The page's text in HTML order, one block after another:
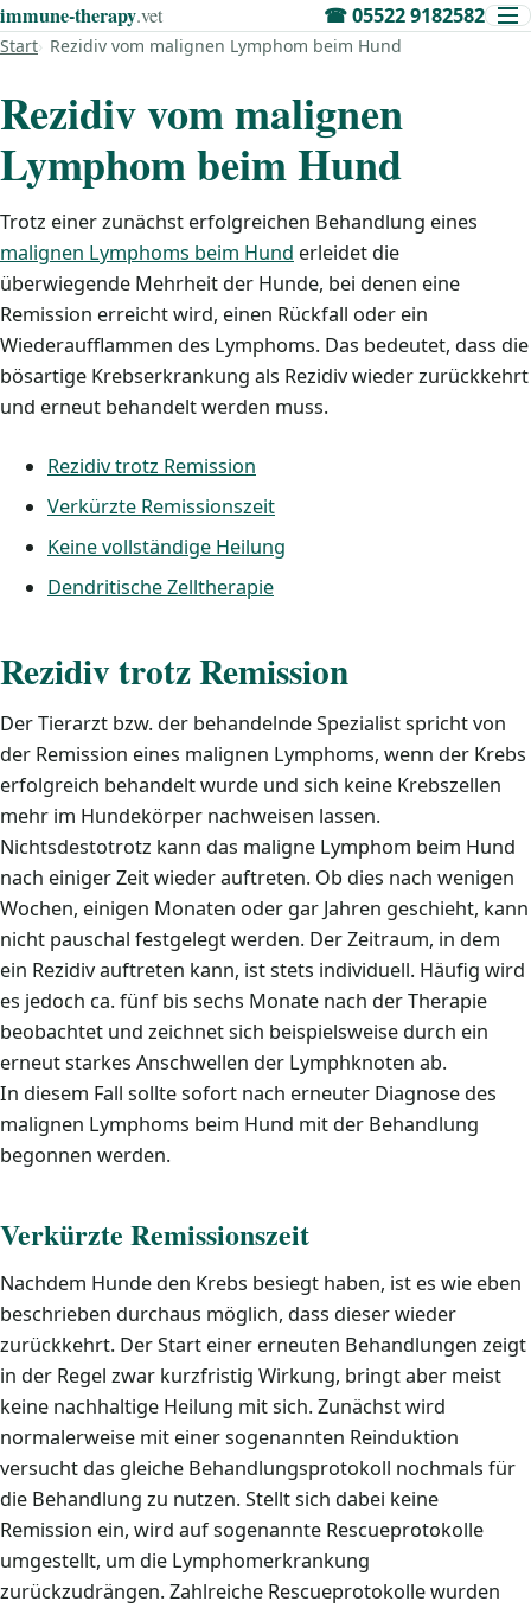
immune‑therapy.vet ☎05522 9182582
Start Rezidiv vom malignen Lymphom beim Hund
Rezidiv vom malignen
Lymphom beim Hund
Trotz einer zunächst erfolgreichen Behandlung eines
malignen Lymphoms beim Hund erleidet die
überwiegende Mehrheit der Hunde, bei denen eine
Remission erreicht wird, einen Rückfall oder ein
Wiederaufflammen des Lymphoms. Das bedeutet, dass die
bösartige Krebserkrankung als Rezidiv wieder zurückkehrt
und erneut behandelt werden muss.
Rezidiv trotz Remission
Verkürzte Remissionszeit
Keine vollständige Heilung
Dendritische Zelltherapie
Rezidiv trotz Remission
Der Tierarzt bzw. der behandelnde Spezialist spricht von
der Remission eines malignen Lymphoms, wenn der Krebs
erfolgreich behandelt wurde und sich keine Krebszellen
mehr im Hundekörper nachweisen lassen.
Nichtsdestotrotz kann das maligne Lymphom beim Hund
nach einiger Zeit wieder auftreten. Ob dies nach wenigen
Wochen, einigen Monaten oder gar Jahren geschieht, kann
nicht pauschal festgelegt werden. Der Zeitraum, in dem
ein Rezidiv auftreten kann, ist stets individuell. Häufig wird
es jedoch ca. fünf bis sechs Monate nach der Therapie
beobachtet und zeichnet sich beispielsweise durch ein
erneut starkes Anschwellen der Lymphknoten ab.
In diesem Fall sollte sofort nach erneuter Diagnose des
malignen Lymphoms beim Hund mit der Behandlung
begonnen werden.
Verkürzte Remissionszeit
Nachdem Hunde den Krebs besiegt haben, ist es wie eben
beschrieben durchaus möglich, dass dieser wieder
zurückkehrt. Der Start einer erneuten Behandlungen zeigt
in der Regel zwar kurzfristig Wirkung, bringt aber meist
keine nachhaltige Heilung mit sich. Zunächst wird
normalerweise mit einer sogenannten Reinduktion
versucht das gleiche Behandlungsprotokoll nochmals für
die Behandlung zu nutzen. Stellt sich dabei keine
Remission ein, wird auf sogenannte Rescueprotokolle
umgestellt, um die Lymphomerkrankung
zurückzudrängen. Zahlreiche Rescueprotokolle wurden